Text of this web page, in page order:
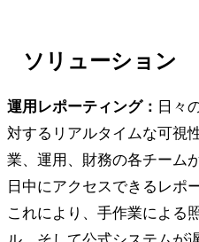
ソリューション
運用レポーティング： 日々
対するリアルタイムな可視
業、運用、財務の各チーム
日中にアクセスできるレポ
これにより、手作業による